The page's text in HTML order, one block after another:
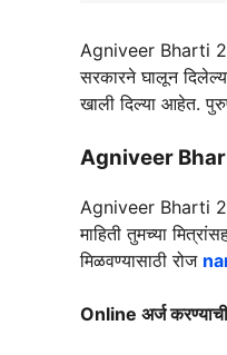
Agniveer Bharti
सरकारने घालून
खाली दिल्या आहेत.
Agniveer Bharti
Agniveer Bharti
माहिती तुमच्या
मिळवण्यासाठी रोज
Online अर्ज